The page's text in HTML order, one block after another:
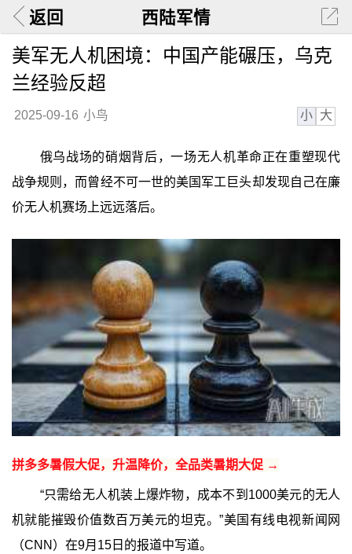
返回 西陆军情
美军无人机困境：中国产能碾压，乌克
兰经验反超
2025-09-16 小鸟 小 大
俄乌战场的硝烟背后，一场无人机革命正在重塑现代
战争规则，而曾经不可一世的美国军工巨头却发现自己在廉
价无人机赛场上远远落后。
拼多多暑假大促，升温降价，全品类暑期大促 →
“只需给无人机装上爆炸物，成本不到1000美元的无人
机就能摧毁价值数百万美元的坦克。”美国有线电视新闻网
（CNN）在9月15日的报道中写道。